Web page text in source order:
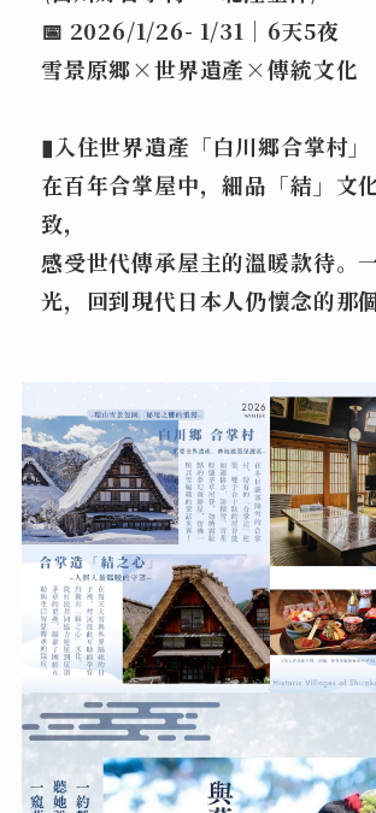
📅 2026/1/26- 1/31｜6天5夜
雪景原郷×世界遺產×傳統文化
▮入住世界遺產「白川郷合掌村」
在百年合掌屋中，細品「結」文
致，
感受世代傳承屋主的溫暖款待。
光，回到現代日本人仍懷念的那